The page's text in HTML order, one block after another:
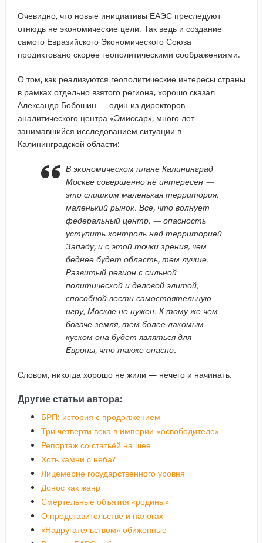
Очевидно, что новые инициативы ЕАЭС преследуют
отнюдь не экономические цели. Так ведь и создание
самого Евразийского Экономического Союза
продиктовано скорее геополитическими соображениями.
О том, как реализуются геополитические интересы страны
в рамках отдельно взятого региона, хорошо сказал
Александр Бобошин — один из директоров
аналитического центра «Эмиссар», много лет
занимавшийся исследованием ситуации в
Калининградской области:
В экономическом плане Калининград
Москве совершенно не интересен —
это слишком маленькая территория,
маленький рынок. Все, что волнует
федеральный центр, — опасность
уступить контроль над территорией
Западу, и с этой точки зрения, чем
беднее будет область, тем лучше.
Развитый регион с сильной
политической и деловой элитой,
способной вести самостоятельную
игру, Москве не нужен. К тому же чем
богаче земля, тем более лакомым
куском она будет являться для
Европы, что также опасно.
Словом, никогда хорошо не жили — нечего и начинать.
Другие статьи автора:
БРП: история с продолжением
Три четверти века в империи-«освободителе»
Репортаж со статьёй на шее
Хоть камни с неба?
Лицемерие государственного уровня
Донос как жанр
Смертельные объятия «родины»
О представительстве и налогах
«Надругательством» обиженные